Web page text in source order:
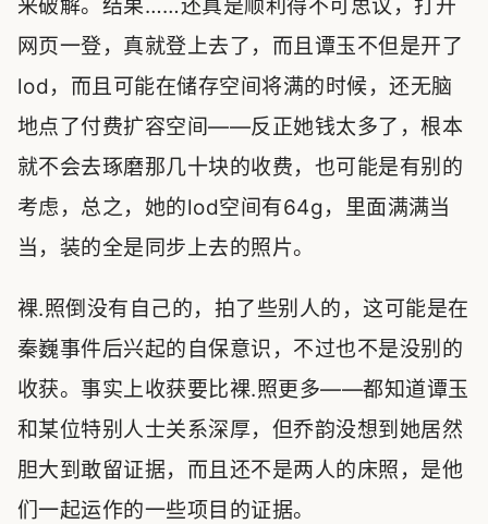
来破解。结果……还真是顺利得不可思议，打开
网页一登，真就登上去了，而且谭玉不但是开了
lod，而且可能在储存空间将满的时候，还无脑
地点了付费扩容空间——反正她钱太多了，根本
就不会去琢磨那几十块的收费，也可能是有别的
考虑，总之，她的lod空间有64g，里面满满当
当，装的全是同步上去的照片。
裸.照倒没有自己的，拍了些别人的，这可能是在
秦巍事件后兴起的自保意识，不过也不是没别的
收获。事实上收获要比裸.照更多——都知道谭玉
和某位特别人士关系深厚，但乔韵没想到她居然
胆大到敢留证据，而且还不是两人的床照，是他
们一起运作的一些项目的证据。